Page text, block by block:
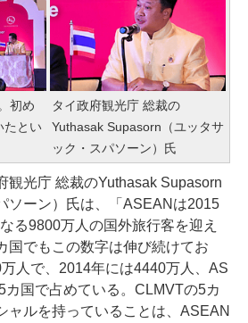
初め
たとい
タイ政府観光庁 総裁の
Yuthasak Supasorn（ユッタサ
ック・スパソーン）氏
光庁 総裁のYuthasak Supasorn
ソーン）氏は、「ASEANは2015
る9800万人の国外旅行客を迎え
国でもこの数字は伸び続けてお
人で、2014年には4440万人、AS
カ国で占めている。CLMVTの5カ
ャルを持っていることは、ASEAN